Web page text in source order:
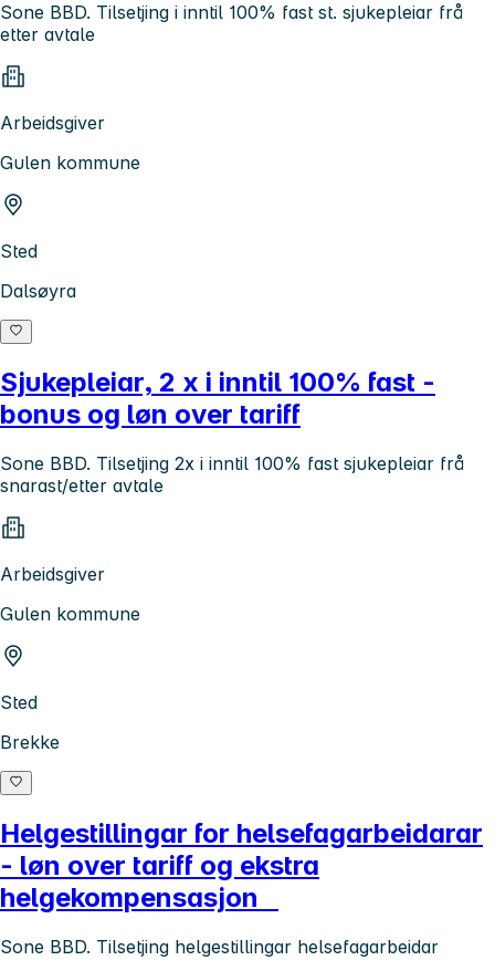
Sone BBD. Tilsetjing i inntil 100% fast st. sjukepleiar frå
etter avtale
Arbeidsgiver
Gulen kommune
Sted
Dalsøyra
Sjukepleiar, 2 x i inntil 100% fast -
bonus og løn over tariff
Sone BBD. Tilsetjing 2x i inntil 100% fast sjukepleiar frå
snarast/etter avtale
Arbeidsgiver
Gulen kommune
Sted
Brekke
Helgestillingar for helsefagarbeidarar
- løn over tariff og ekstra
helgekompensasjon
Sone BBD. Tilsetjing helgestillingar helsefagarbeidar